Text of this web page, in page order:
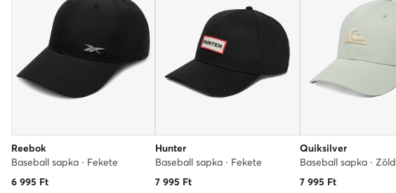
Reebok
Baseball sapka · Fekete
6 995 Ft
Hunter
Baseball sapka · Fekete
7 995 Ft
Quiksilver
Baseball sapka · Zöld
7 995 Ft